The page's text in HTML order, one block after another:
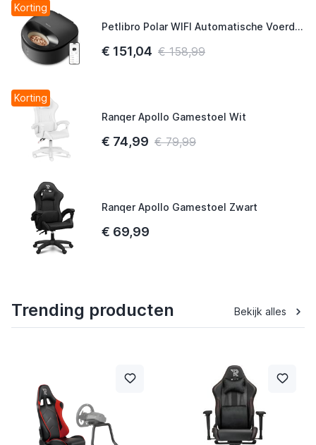
Korting
Petlibro Polar WIFI Automatische Voerdispenser voor Natvoer Zwart
€ 151,04 € 158,99
Korting
Ranqer Apollo Gamestoel Wit
€ 74,99 € 79,99
Ranqer Apollo Gamestoel Zwart
€ 69,99
Trending producten Bekijk alles